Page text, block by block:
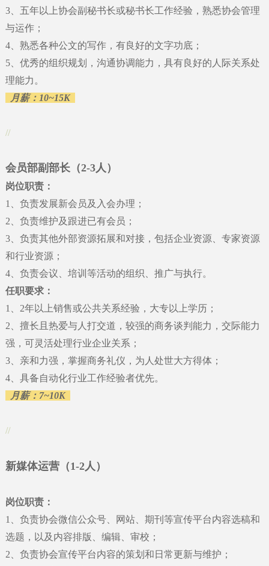
3、 五年以上协会副秘书长或秘书长工作经验，熟悉协会管理
与运作；
4、 熟悉各种公文的写作，有良好的文字功底；
5、 优秀的组织规划，沟通协调能力，具有良好的人际关系处
理能力。
月薪： 10~15K
//
会员部副部长（2-3人）
岗位职责：
1
负责发展新会员及入会办理；
2
负责维护及跟进已有会员；
3、 负责其他外部资源拓展和对接，包括企业资源、专家资源
和行业资源；
4、 负责会议、培训等活动的组织、推广与执行。
任职要求：
1
2年以上销售或公共关系经验，大专以上学历；
2
擅长且热爱与人打交道，较强的商务谈判能力，交际能力
强，可灵活处理行业企业关系；
3、 亲和力强，掌握商务礼仪，为人处世大方得体；
4、 具备自动化行业工作经验者优先。
月薪： 7~10K
//
新媒体运营（1-2人）
岗位职责：
1
负责协会微信公众号、网站、期刊等宣传平台内容选稿和
选题，以及内容排版、编辑、审校；
2
负责协会宣传平台内容的策划和日常更新与维护；